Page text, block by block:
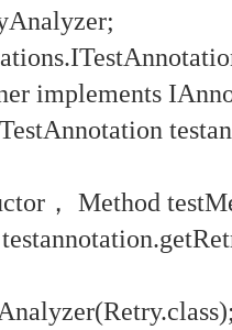
implements
， Method